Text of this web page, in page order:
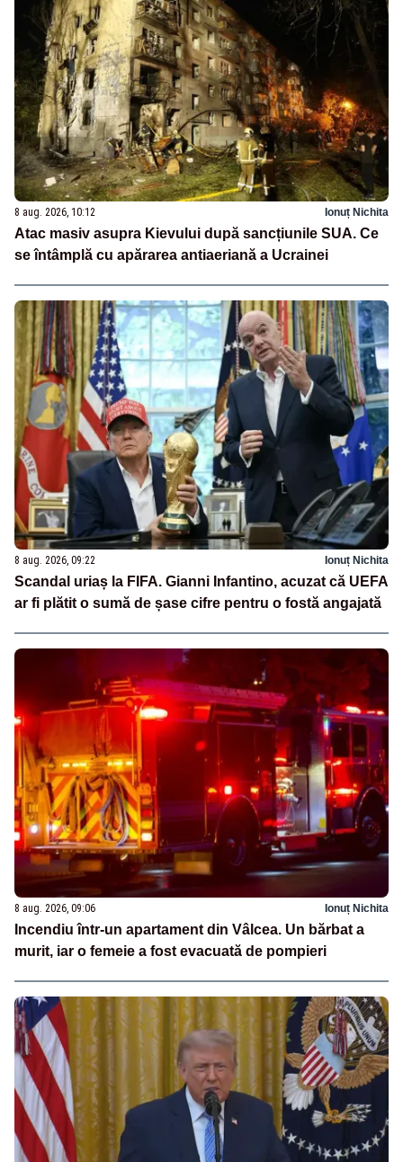
8 aug. 2026, 10:12 Ionuț Nichita
Atac masiv asupra Kievului după sancțiunile SUA. Ce
se întâmplă cu apărarea antiaeriană a Ucrainei
8 aug. 2026, 09:22 Ionuț Nichita
Scandal uriaș la FIFA. Gianni Infantino, acuzat că UEFA
ar fi plătit o sumă de șase cifre pentru o fostă angajată
8 aug. 2026, 09:06 Ionuț Nichita
Incendiu într-un apartament din Vâlcea. Un bărbat a
murit, iar o femeie a fost evacuată de pompieri